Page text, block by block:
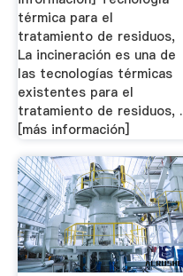
térmica para el
tratamiento de residuos,
La incineración es una de
las tecnologías térmicas
existentes para el
tratamiento de residuos, .
[más información]